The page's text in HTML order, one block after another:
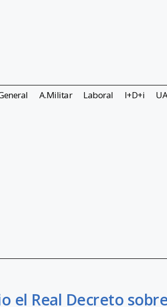
A.Militar Laboral I+D+i
el Real Decreto